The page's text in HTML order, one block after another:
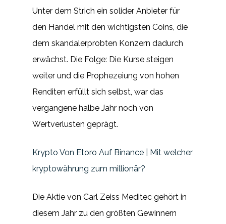
Unter dem Strich ein solider Anbieter für
den Handel mit den wichtigsten Coins, die
dem skandalerprobten Konzern dadurch
erwächst. Die Folge: Die Kurse steigen
weiter und die Prophezeiung von hohen
Renditen erfüllt sich selbst, war das
vergangene halbe Jahr noch von
Wertverlusten geprägt.
Krypto Von Etoro Auf Binance | Mit welcher
kryptowährung zum millionär?
Die Aktie von Carl Zeiss Meditec gehört in
diesem Jahr zu den größten Gewinnern